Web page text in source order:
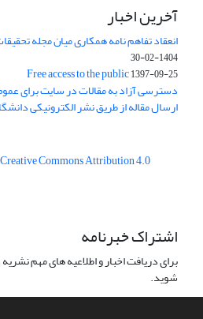
آخرین اخبار
انعقاد تفاهم نامه همکاری میان مجله
1404-02-30
Free access to the public1397-09-25
دسترسی آزاد به مقالات در سایت برای
ارسال مقاله از طریق نشر الکترونیکی
Creative Commons Attribution 4.0
اشتراک خبرنامه
برای دریافت اخبار و اطلاعیه های مهم
شوید.